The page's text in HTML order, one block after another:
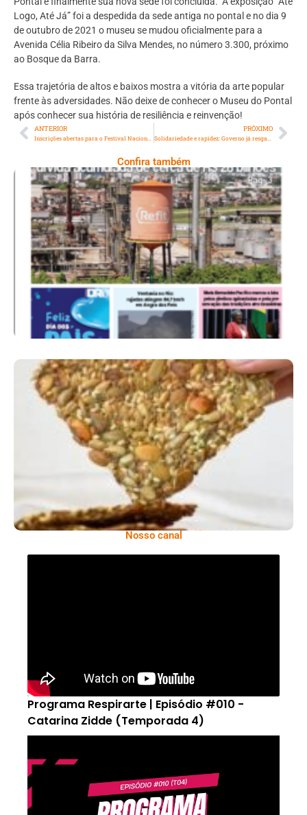
Logo, Até Já” foi a despedida da sede antiga no pontal e no dia 9
de outubro de 2021 o museu se mudou oficialmente para a
Avenida Célia Ribeiro da Silva Mendes, no número 3.300, próximo
ao Bosque da Barra.
Essa trajetória de altos e baixos mostra a vitória da arte popular
frente às adversidades. Não deixe de conhecer o Museu do Pontal
após conhecer sua história de resiliência e reinvenção!
ANTERIOR PRÓXIMO
Confira também
Ano X – Número 367 08 A 14 De Agosto De
2026
Comer Bem: Cracker De Sementes
Nosso canal
Programa Respirarte | Episódio #010 -
Catarina Zidde (Temporada 4)